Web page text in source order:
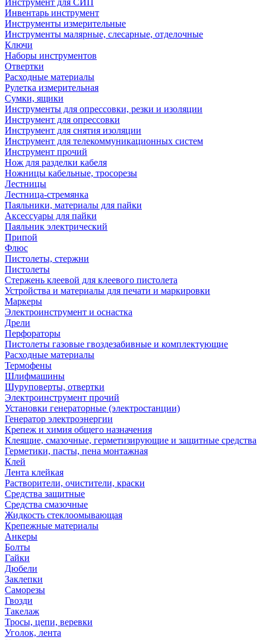
Инструмент для СИП
Инвентарь инструмент
Инструменты измерительные
Инструменты малярные, слесарные, отделочные
Ключи
Наборы инструментов
Отвертки
Расходные материалы
Рулетка измерительная
Сумки, ящики
Инструменты для опрессовки, резки и изоляции
Инструмент для опрессовки
Инструмент для снятия изоляции
Инструмент для телекоммуникационных систем
Инструмент прочий
Нож для разделки кабеля
Ножницы кабельные, тросорезы
Лестницы
Лестница-стремянка
Паяльники, материалы для пайки
Аксессуары для пайки
Паяльник электрический
Припой
Флюс
Пистолеты, стержни
Пистолеты
Стержень клеевой для клеевого пистолета
Устройства и материалы для печати и маркировки
Маркеры
Электроинструмент и оснастка
Дрели
Перфораторы
Пистолеты газовые гвоздезабивные и комплектующие
Расходные материалы
Термофены
Шлифмашины
Шуруповерты, отвертки
Электроинструмент прочий
Установки генераторные (электростанции)
Генератор электроэнергии
Крепеж и химия общего назначения
Клеящие, смазочные, герметизирующие и защитные средства
Герметики, пасты, пена монтажная
Клей
Лента клейкая
Растворители, очистители, краски
Средства защитные
Средства смазочные
Жидкость стеклоомывающая
Крепежные материалы
Анкеры
Болты
Гайки
Дюбели
Заклепки
Саморезы
Гвозди
Такелаж
Тросы, цепи, веревки
Уголок, лента